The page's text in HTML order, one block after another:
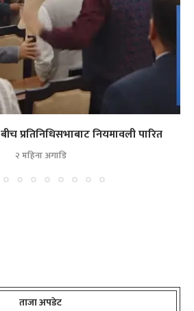
प्रतिनिधिसभाबाट नियमावली पारित
२ महिना अगाडि
ताजा अपडेट